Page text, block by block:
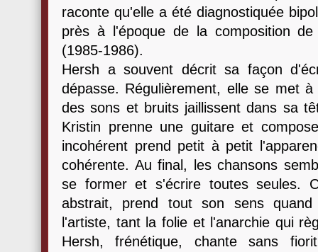
raconte qu'elle a été diagnostiquée
près à l'époque de la composition
(1985-1986).
Hersh a souvent décrit sa façon
dépasse. Régulièrement, elle se met
des sons et bruits jaillissent dans sa
Kristin prenne une guitare et
incohérent prend petit à petit
cohérente. Au final, les chansons
se former et s'écrire toutes seules.
abstrait, prend tout son sens
l'artiste, tant la folie et l'anarchie qui
Hersh, frénétique, chante sans